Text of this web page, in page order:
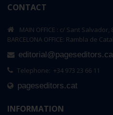
CONTACT
MAIN OFFICE : c/ Sant Salvador,
BARCELONA OFFICE: Rambla de
Telephone: +34 973 23 66 11
pageseditors.cat
INFORMATION